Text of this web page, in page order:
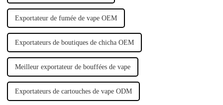
Exportateur de fumée de vape OEM
Exportateurs de boutiques de chicha OEM
Meilleur exportateur de bouffées de vape
Exportateurs de cartouches de vape ODM